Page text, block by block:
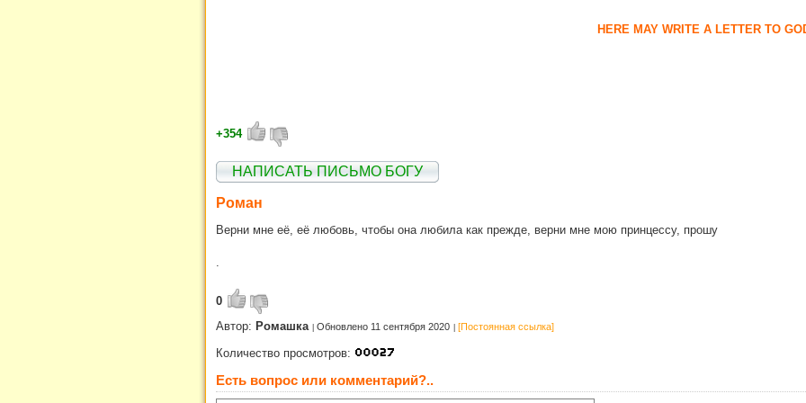
HERE MAY WRITE A LETTER TO
+354
НАПИСАТЬ ПИСЬМО БОГУ
Роман
Верни мне её, её любовь, чтобы она любила как прежде, верни мне мою принцессу, прошу
.
0
Автор: Ромашка Обновлено 11 сентября 2020 [Постоянная ссылка]
Количество просмотров:
Есть вопрос или комментарий?..